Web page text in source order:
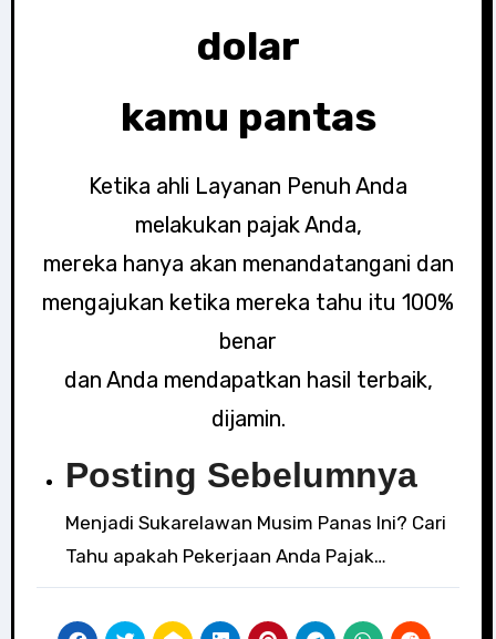
dolar
kamu pantas
Ketika ahli Layanan Penuh Anda
melakukan pajak Anda,
mereka hanya akan menandatangani dan
mengajukan ketika mereka tahu itu 100%
benar
dan Anda mendapatkan hasil terbaik,
dijamin.
Posting Sebelumnya
Menjadi Sukarelawan Musim Panas Ini? Cari
Tahu apakah Pekerjaan Anda Pajak…